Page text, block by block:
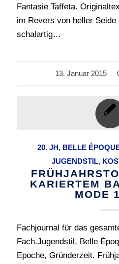
Fantasie Taffeta.
im Revers von heller
schalartig…
13. Januar 2015
/
20. JH, BELLE
JUGENDSTIL,
KARIERTEM
MODE
Fachjournal für das
Fach.Jugendstil, Belle
Epoche, Gründerzeit.